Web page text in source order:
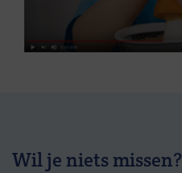
Wil je niets missen?